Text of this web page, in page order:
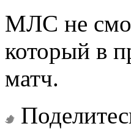
МЛС не
который в
матч.